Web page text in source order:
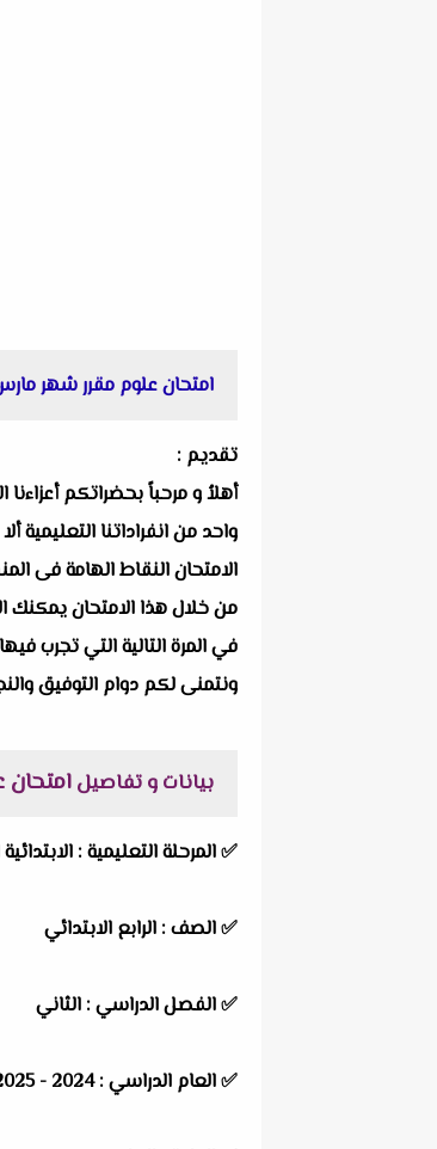
امتحان علوم مقرر شهر مارس للصف
تقديم :
أهلاُ و مرحباً بحضراتكم
الامتحان النقاط الهامة فى
من خلال هذا الامتحان يمكنك
في المرة التالية التي تجرب
ونتمنى لكم دوام التوفيق
بيانات و تفاصيلامتحان
✅المرحلة التعليمية :
✅الصف : الرابع الابتدائي
✅الفصل الدراسي : الثاني
✅العام الدراسي :2024 - 2025